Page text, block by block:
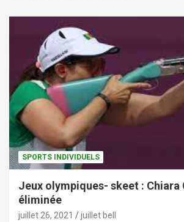
SPORTS INDIVIDUELS
Jeux olympiques- skeet : Chiara
éliminée
juillet 26, 2021 juillet bell